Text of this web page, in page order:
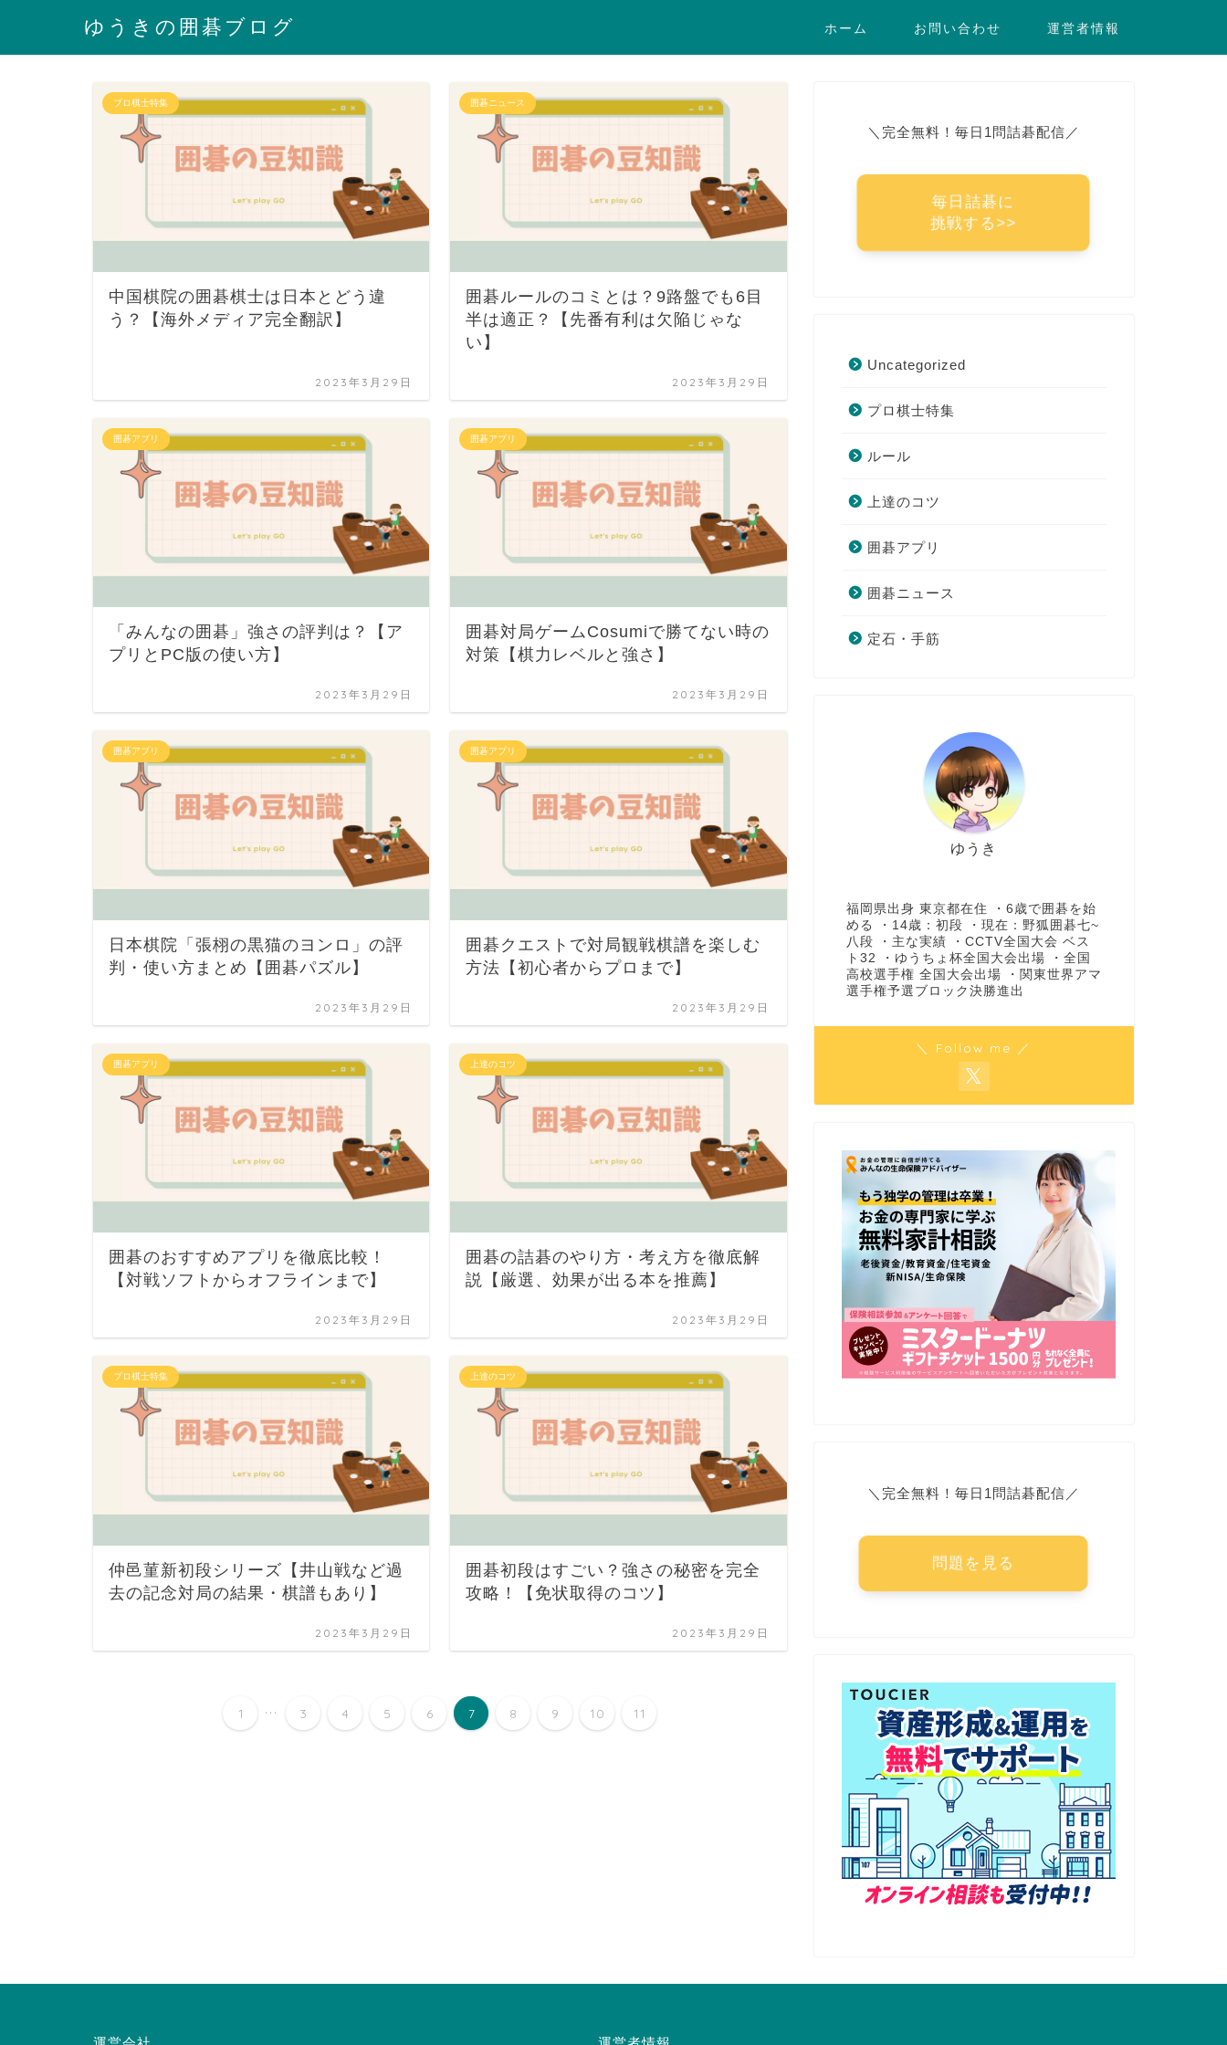
ゆうきの囲碁ブログ ホーム お問い合わせ 運営者情報
プロ棋士特集
中国棋院の囲碁棋士は日本とどう違
う？【海外メディア完全翻訳】
2023年3月29日
囲碁ニュース
囲碁ルールのコミとは？9路盤でも6目
半は適正？【先番有利は欠陥じゃな
い】
2023年3月29日
囲碁アプリ
「みんなの囲碁」強さの評判は？【ア
プリとPC版の使い方】
2023年3月29日
囲碁アプリ
囲碁対局ゲームCosumiで勝てない時の
対策【棋力レベルと強さ】
2023年3月29日
囲碁アプリ
日本棋院「張栩の黒猫のヨンロ」の評
判・使い方まとめ【囲碁パズル】
2023年3月29日
囲碁アプリ
囲碁クエストで対局観戦棋譜を楽しむ
方法【初心者からプロまで】
2023年3月29日
囲碁アプリ
囲碁のおすすめアプリを徹底比較！
【対戦ソフトからオフラインまで】
2023年3月29日
上達のコツ
囲碁の詰碁のやり方・考え方を徹底解
説【厳選、効果が出る本を推薦】
2023年3月29日
プロ棋士特集
仲邑菫新初段シリーズ【井山戦など過
去の記念対局の結果・棋譜もあり】
2023年3月29日
上達のコツ
囲碁初段はすごい？強さの秘密を完全
攻略！【免状取得のコツ】
2023年3月29日
1 ... 3 4 5 6 7 8 9 10 11
＼完全無料！毎日1問詰碁配信／
毎日詰碁に
挑戦する>>
Uncategorized
プロ棋士特集
ルール
上達のコツ
囲碁アプリ
囲碁ニュース
定石・手筋
ゆうき
福岡県出身 東京都在住 ・6歳で囲碁を始
める ・14歳：初段 ・現在：野狐囲碁七~
八段 ・主な実績 ・CCTV全国大会 ベス
ト32 ・ゆうちょ杯全国大会出場 ・全国
高校選手権 全国大会出場 ・関東世界アマ
選手権予選ブロック決勝進出
＼ Follow me ／
＼完全無料！毎日1問詰碁配信／
問題を見る